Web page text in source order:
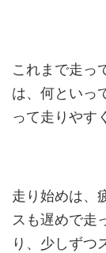
これまで走っ
は、何といっ
って走りやす
走り始めは、
スも遅めで走
り、少しずつ